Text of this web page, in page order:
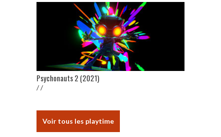
Psychonauts 2 (2021)
/ /
Voir tous les playtime